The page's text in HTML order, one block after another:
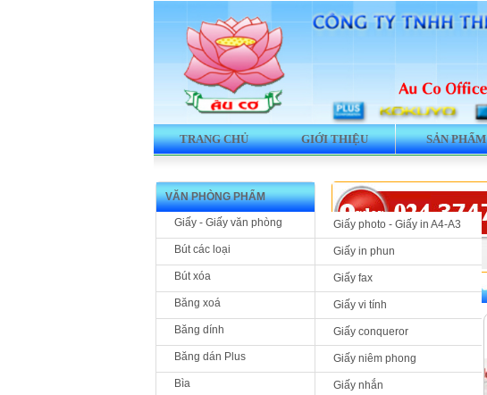
TRANG CHỦ GIỚI THIỆU SẢN PHẨM
VĂN PHÒNG PHẨM
Giấy - Giấy văn phòng Giấy photo - Giấy in A4-A3
Giấy in phun
Giấy fax
Giấy vi tính
Giấy conqueror
Giấy niêm phong
Giấy nhắn
Bút các loại
Bút xóa
Băng xoá
Băng dính
Băng dán Plus
Bìa
File 1 kẹp Deli - 5309